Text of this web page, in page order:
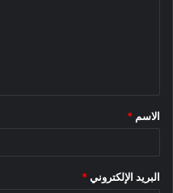
*
الاسم *
البريد الإلكتروني *